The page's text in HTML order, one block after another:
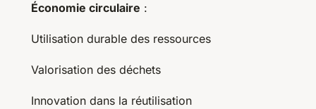
Économie circulaire :
Utilisation durable des ressources
Valorisation des déchets
Innovation dans la réutilisation